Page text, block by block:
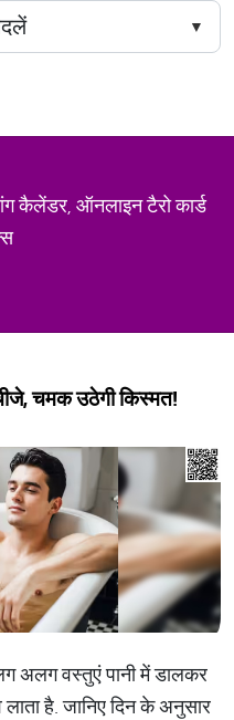
कैलेंडर, ऑनलाइन टैरो कार्ड
चमक उठेगी किस्मत!
अलग वस्तुएं पानी में डालकर
है. जानिए दिन के अनुसार